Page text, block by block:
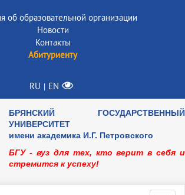
об образовательной организации
Новости
Контакты
Абитуриенту
RU | EN
БРЯНСКИЙ ГОСУДАРСТВЕННЫЙ
УНИВЕРСИТЕТ
имени академика И.Г. Петровского
БГУ - вуз для тех, кто верит в себя и
стремится к успеху!